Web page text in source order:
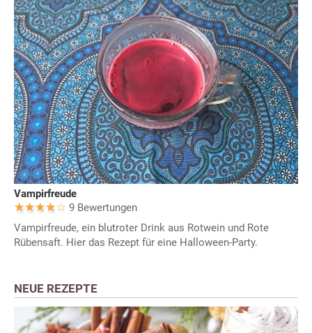
Vampirfreude
9 Bewertungen
Vampirfreude, ein blutroter Drink aus Rotwein und Rote
Rübensaft. Hier das Rezept für eine Halloween-Party.
NEUE REZEPTE